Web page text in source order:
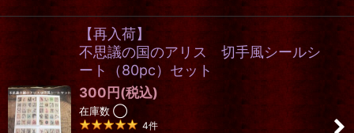
【再入荷】
不思議の国のアリス 切手風シールシ
ート（80pc）セット
300円(税込)
在庫数 ◯
4件